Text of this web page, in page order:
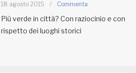
18 agosto 2015 / Commenta
Più verde in città? Con raziocinio e con
rispetto dei luoghi storici